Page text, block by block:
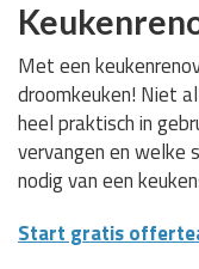
Met een
droomkeuken! Niet
heel praktisch in
vervangen en welke
nodig van een
Start gratis